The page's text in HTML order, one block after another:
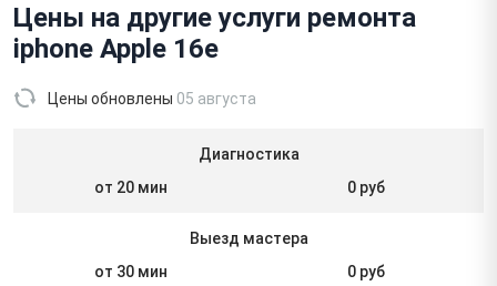
Цены на другие услуги ремонта
iphone Apple 16e
Цены обновлены 05 августа
Диагностика
от 20 мин
0 руб
Выезд мастера
от 30 мин
0 руб